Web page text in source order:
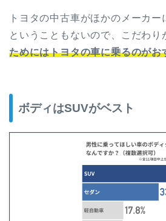
トヨタの中古車がほかのメーカー
ということもないので、こだわり
ためにはトヨタの車に乗るのがお
ボディはSUVがベスト